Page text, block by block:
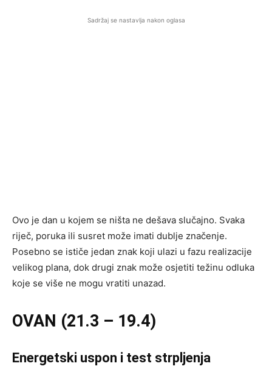
Sadržaj se nastavlja nakon oglasa
Ovo je dan u kojem se ništa ne dešava slučajno. Svaka
riječ, poruka ili susret može imati dublje značenje.
Posebno se ističe jedan znak koji ulazi u fazu realizacije
velikog plana, dok drugi znak može osjetiti težinu odluka
koje se više ne mogu vratiti unazad.
OVAN (21.3 – 19.4)
Energetski uspon i test strpljenja